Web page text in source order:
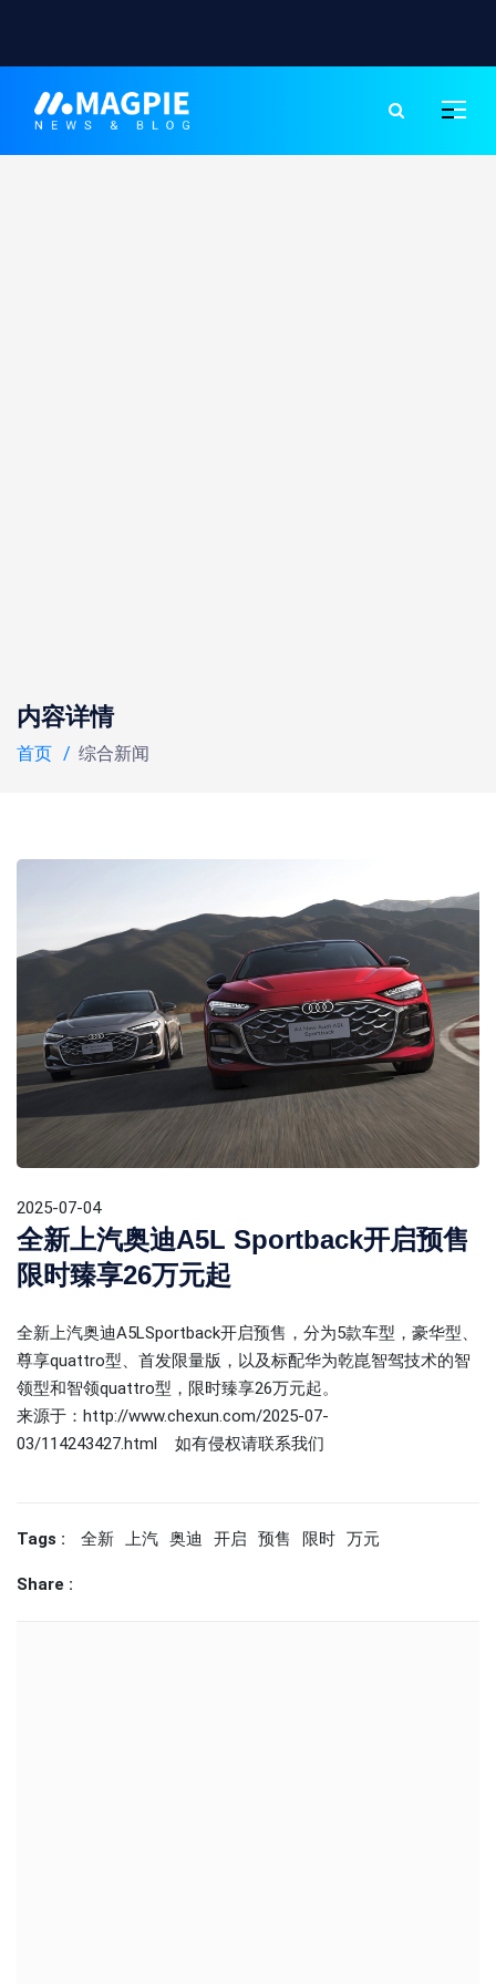
内容详情
首页 综合新闻
2025-07-04
全新上汽奥迪A5L Sportback开启预售
限时臻享26万元起
全新上汽奥迪A5LSportback开启预售，分为5款车型，豪华型、
尊享quattro型、首发限量版，以及标配华为乾崑智驾技术的智
领型和智领quattro型，限时臻享26万元起。
来源于： http://www.chexun.com/2025-07-
03/114243427.html 如有侵权请联系我们
Tags : 全新 上汽 奥迪 开启 预售 限时 万元
Share :